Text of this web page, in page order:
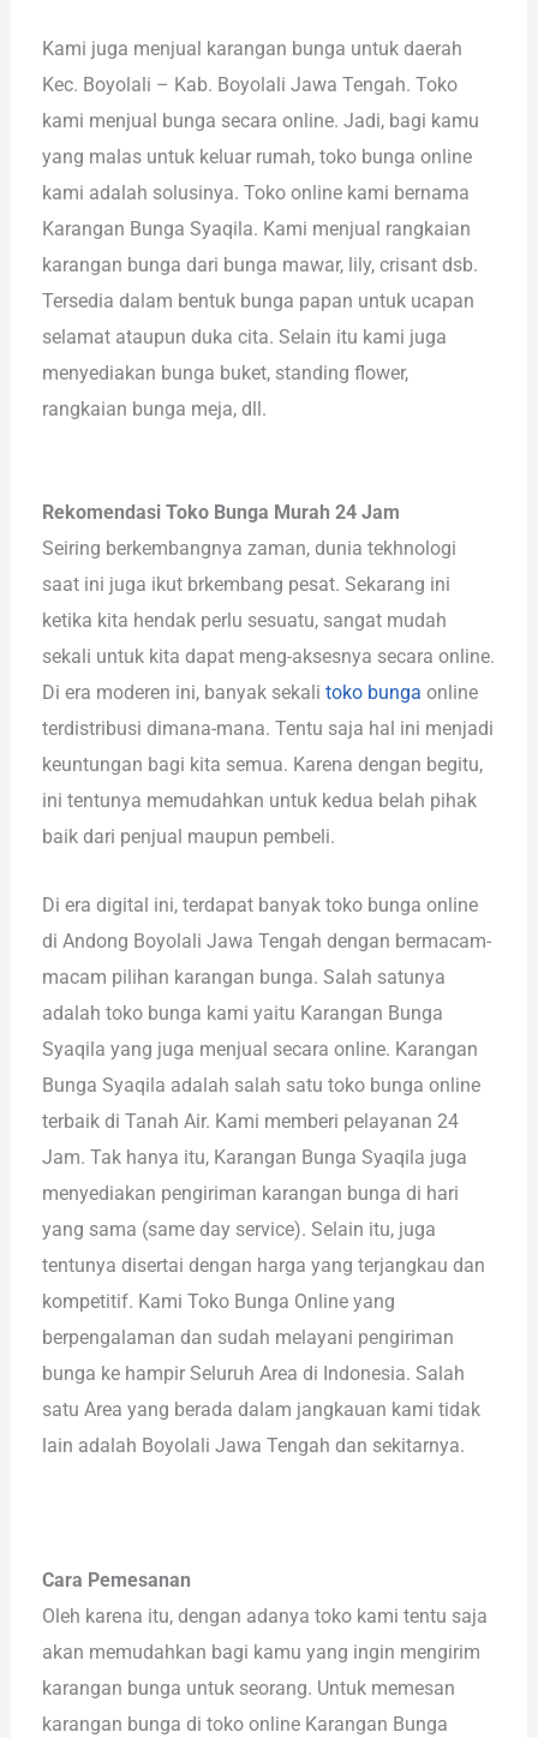
Kami juga menjual karangan bunga untuk daerah
Kec. Boyolali – Kab. Boyolali Jawa Tengah. Toko
kami menjual bunga secara online. Jadi, bagi kamu
yang malas untuk keluar rumah, toko bunga online
kami adalah solusinya. Toko online kami bernama
Karangan Bunga Syaqila. Kami menjual rangkaian
karangan bunga dari bunga mawar, lily, crisant dsb.
Tersedia dalam bentuk bunga papan untuk ucapan
selamat ataupun duka cita. Selain itu kami juga
menyediakan bunga buket, standing flower,
rangkaian bunga meja, dll.
Rekomendasi Toko Bunga Murah 24 Jam
Seiring berkembangnya zaman, dunia tekhnologi
saat ini juga ikut brkembang pesat. Sekarang ini
ketika kita hendak perlu sesuatu, sangat mudah
sekali untuk kita dapat meng-aksesnya secara online.
Di era moderen ini, banyak sekali toko bunga online
terdistribusi dimana-mana. Tentu saja hal ini menjadi
keuntungan bagi kita semua. Karena dengan begitu,
ini tentunya memudahkan untuk kedua belah pihak
baik dari penjual maupun pembeli.
Di era digital ini, terdapat banyak toko bunga online
di Andong Boyolali Jawa Tengah dengan bermacam-
macam pilihan karangan bunga. Salah satunya
adalah toko bunga kami yaitu Karangan Bunga
Syaqila yang juga menjual secara online. Karangan
Bunga Syaqila adalah salah satu toko bunga online
terbaik di Tanah Air. Kami memberi pelayanan 24
Jam. Tak hanya itu, Karangan Bunga Syaqila juga
menyediakan pengiriman karangan bunga di hari
yang sama (same day service). Selain itu, juga
tentunya disertai dengan harga yang terjangkau dan
kompetitif. Kami Toko Bunga Online yang
berpengalaman dan sudah melayani pengiriman
bunga ke hampir Seluruh Area di Indonesia. Salah
satu Area yang berada dalam jangkauan kami tidak
lain adalah Boyolali Jawa Tengah dan sekitarnya.
Cara Pemesanan
Oleh karena itu, dengan adanya toko kami tentu saja
akan memudahkan bagi kamu yang ingin mengirim
karangan bunga untuk seorang. Untuk memesan
karangan bunga di toko online Karangan Bunga